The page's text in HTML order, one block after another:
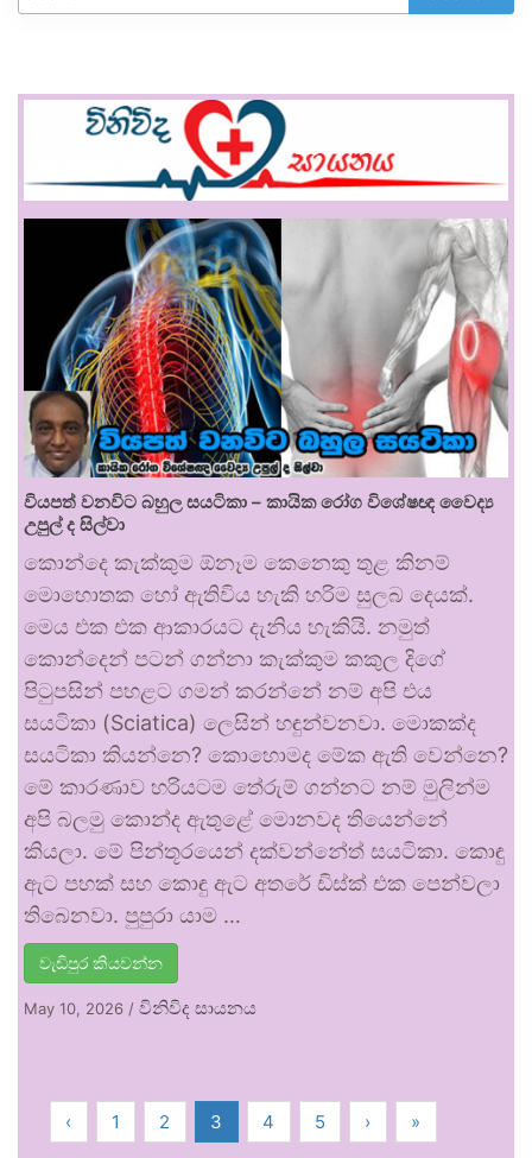
වියපත් වනවිට බහුල සයටිකා – කායික රෝග විශේෂඥ වෛද්‍ය
උපුල් ද සිල්වා
කොන්දෙ කැක්කුම ඕනෑම කෙනෙකු තුළ කිනම්
මොහොතක හෝ ඇතිවිය හැකි හරිම සුලබ දෙයක්.
මෙය එක එක ආකාරයට දැනිය හැකියි. නමුත්
කොන්දෙන් පටන් ගන්නා කැක්කුම කකුල දිගේ
පිටුපසින් පහළට ගමන් කරන්නේ නම් අපි එය
සයටිකා (Sciatica) ලෙසින් හඳුන්වනවා. මොකක්ද
සයටිකා කියන්නෙ? කොහොමද මේක ඇති වෙන්නෙ?
මේ කාරණාව හරියටම තේරුම් ගන්නට නම් මුලින්ම
අපි බලමු කොන්ද ඇතුළේ මොනවද තියෙන්නේ
කියලා. මේ පින්තූරයෙන් දක්වන්නේත් සයටිකා. කොඳු
ඇට පහක් සහ කොඳු ඇට අතරේ ඩිස්ක් එක පෙන්වලා
තිබෙනවා. පුපුරා යාම …
වැඩිපුර කියවන්න
May 10, 2026 / විනිවිද සායනය
‹ 1 2 3 4 5 › »